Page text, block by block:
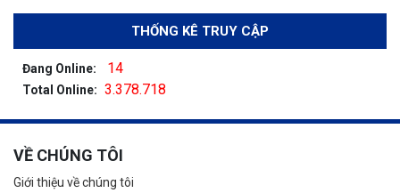
THỐNG KÊ TRUY CẬP
Đang Online: 14
Total Online: 3.378.718
VỀ CHÚNG TÔI
Giới thiệu về chúng tôi